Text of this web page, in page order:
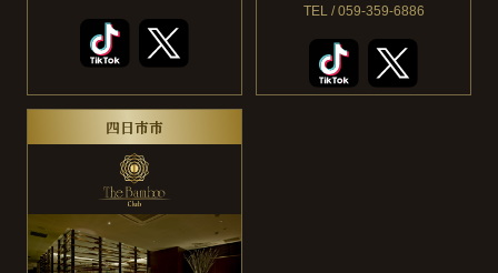
TEL / 059-359-6886
四日市市